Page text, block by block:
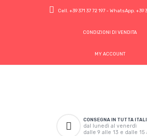
Cell. +39 371 37 72 197- WhatsApp. +39
CONDIZIONI DI VENDITA
MY ACCOUNT
CONSEGNA IN TUTTA
dal lunedì al venerdì
dalle 9 alle 13 e dalle 15